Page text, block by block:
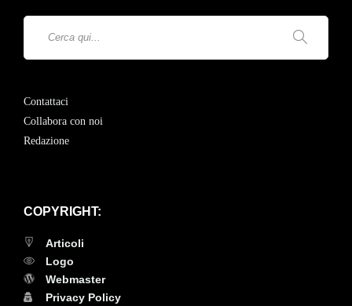
Contattaci
Collabora con noi
Redazione
COPYRIGHT:
Articoli
Logo
Webmaster
Privacy Policy